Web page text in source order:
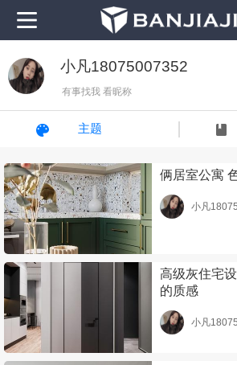
小凡18075007352
有事找我 看昵称
主题
俩居室公寓
小凡
高级灰住宅
的质感
小凡